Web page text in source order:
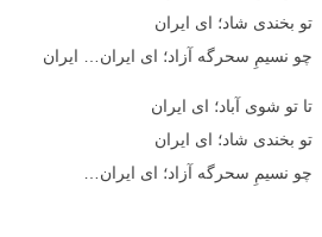
تو بخندی شاد؛ ای ایران
چو نسیمِ سحرگه آزاد؛ ای ایران… ایران
تا تو شوی آباد؛ ای ایران
تو بخندی شاد؛ ای ایران
چو نسیمِ سحرگه آزاد؛ ای ایران…